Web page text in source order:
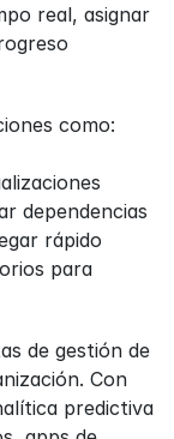
real, asignar
como:
dependencias
rápido
para
de gestión de
predictiva